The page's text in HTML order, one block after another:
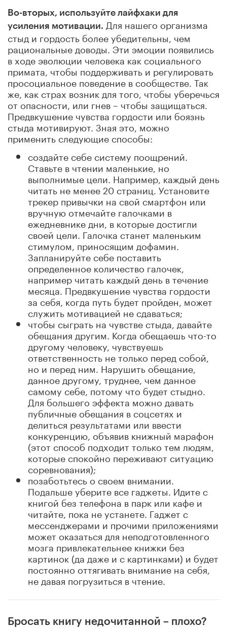
Во-вторых, используйте лайфхаки для
усиления мотивации. Для нашего организма
стыд и гордость более убедительны, чем
рациональные доводы. Эти эмоции появились
в ходе эволюции человека как социального
примата, чтобы поддерживать и регулировать
просоциальное поведение в сообществе. Так
же, как страх возник для того, чтобы уберечься
от опасности, или гнев – чтобы защищаться.
Предвкушение чувства гордости или боязнь
стыда мотивируют. Зная это, можно
применить следующие способы:
создайте себе систему поощрений.
Ставьте в чтении маленькие, но
выполнимые цели. Например, каждый день
читать не менее 20 страниц. Установите
трекер привычки на свой смартфон или
вручную отмечайте галочками в
ежедневнике дни, в которые достигли
своей цели. Галочка станет маленьким
стимулом, приносящим дофамин.
Запланируйте себе поставить
определенное количество галочек,
например читать каждый день в течение
месяца. Предвкушение чувства гордости
за себя, когда путь будет пройден, может
служить мотивацией не сдаваться;
чтобы сыграть на чувстве стыда, давайте
обещания другим. Когда обещаешь что-то
другому человеку, чувствуешь
ответственность не только перед собой,
но и перед ним. Нарушить обещание,
данное другому, труднее, чем данное
самому себе, потому что будет стыдно.
Для большего эффекта можно давать
публичные обещания в соцсетях и
делиться результатами или ввести
конкуренцию, объявив книжный марафон
(этот способ подходит только тем людям,
которые спокойно переживают ситуацию
соревнования);
позаботьтесь о своем внимании.
Подальше уберите все гаджеты. Идите с
книгой без телефона в парк или кафе и
читайте, пока не устанете. Гаджет с
мессенджерами и прочими приложениями
может оказаться для неподготовленного
мозга привлекательнее книжки без
картинок (да даже и с картинками) и будет
постоянно оттягивать внимание на себя,
не давая погрузиться в чтение.
Бросать книгу недочитанной – плохо?